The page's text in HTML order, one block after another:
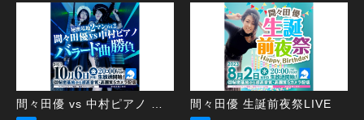
間々田優 vs 中村ピアノ ～バラード曲勝負～ 間々田優 生誕前夜祭LIVE